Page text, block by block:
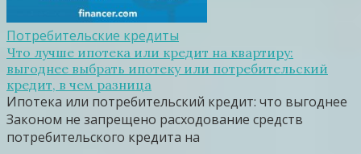
Потребительские кредиты
Что лучше ипотека или кредит на квартиру:
выгоднее выбрать ипотеку или потребительский
кредит, в чем разница
Ипотека или потребительский кредит: что выгоднее
Законом не запрещено расходование средств
потребительского кредита на